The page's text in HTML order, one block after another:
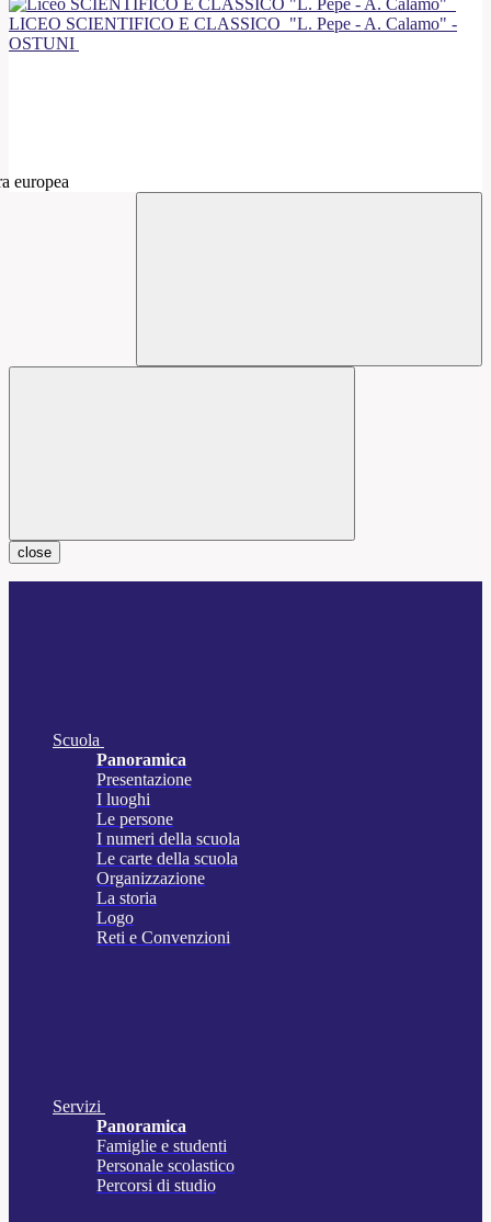
LICEO SCIENTIFICO E CLASSICO "L. Pepe - A. Calamo" -
OSTUNI
close
Scuola
Panoramica
Presentazione
I luoghi
Le persone
I numeri della scuola
Le carte della scuola
Organizzazione
La storia
Logo
Reti e Convenzioni
Servizi
Panoramica
Famiglie e studenti
Personale scolastico
Percorsi di studio